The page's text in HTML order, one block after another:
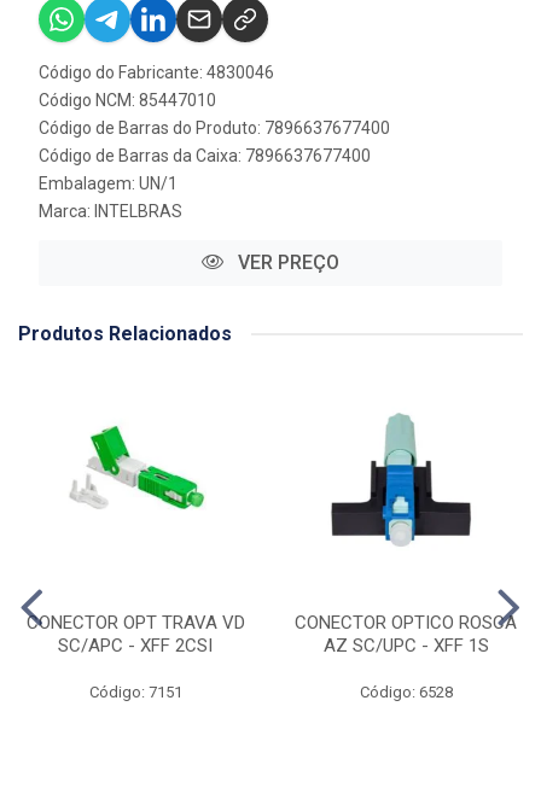
Código do Fabricante: 4830046
Código NCM: 85447010
Código de Barras do Produto: 7896637677400
Código de Barras da Caixa: 7896637677400
Embalagem: UN/1
Marca: INTELBRAS
VER PREÇO
Produtos Relacionados
CONECTOR OPT TRAVA VD
SC/APC - XFF 2CSI
Código: 7151
CONECTOR OPTICO ROSCA
AZ SC/UPC - XFF 1S
Código: 6528